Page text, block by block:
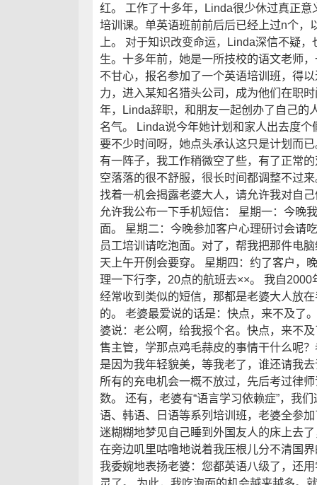
红。 工作了十多年，Linda很少休过真正
培训课。单英语班前前后后已经上过n个，
上。 对于知识改变命运，Linda深信不疑
生。十多年前，她是一所技校的语文老师
不甘心，报名参加了一个英语培训班，得
力，进入某知名猎头公司，成为他们在职
年，Linda辞职，和朋友一起创办了自己的
名气。 Linda说今年她计划和家人出去度
要不少时间呀，她点头承认这只是计划而
有一阵子，我工作稍微空了些，有了正常
空落落的很不舒服，很长时间都调整不过
找着一机会揭露老婆大人，请允许我对自
允许我公布一下手机短信： 星期一：今晚
面。 星期二：今晚参加客户心理研讨会请
员工培训请吃泡面。对了，帮我把那件电
天上午开例会要穿。 星期四：约了客户，
理一下行李，20点的航班去××。 我自
经常收到类似的短信，那都是老婆大人放
的。 老婆最爱说的话是：快点，来不及了
婆说：老公啊，给我报个名。快点，来不
售主管，学那点鸡毛蒜皮的事情干什么呢
是因为我年轻貌美，等我老了，谁还请我
所有的充电机会一概不放过，先后考过律
数。 还有，老婆有“语言学习依赖症”，我
语、韩语、日语等系列培训班，老婆全参
迷糊糊地梦见自己睡到外国友人的床上去
在旁边叽里咕噜地说着我压根儿分不清国
我委婉地表扬老婆：您都英语八级了，还